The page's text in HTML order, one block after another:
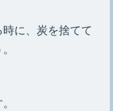
に、炭を捨てて